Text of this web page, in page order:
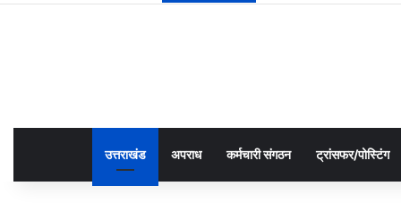
उत्तराखंड अपराध कर्मचारी संगठन ट्रांसफर/पोस्टिंग